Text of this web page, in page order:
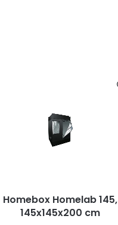
Homebox Homelab 145,
145x145x200 cm